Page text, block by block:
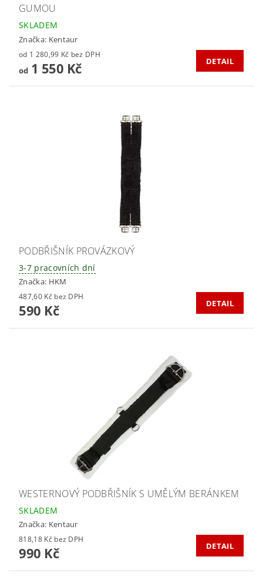
GUMOU
SKLADEM
Značka: Kentaur
od 1 280,99 Kč bez DPH
od1 550 Kč DETAIL
PODBŘIŠNÍK PROVÁZKOVÝ
3-7 pracovních dní
Značka: HKM
487,60 Kč bez DPH
590 Kč DETAIL
WESTERNOVÝ PODBŘIŠNÍK S UMĚLÝM BERÁNKEM
SKLADEM
Značka: Kentaur
818,18 Kč bez DPH
990 Kč DETAIL